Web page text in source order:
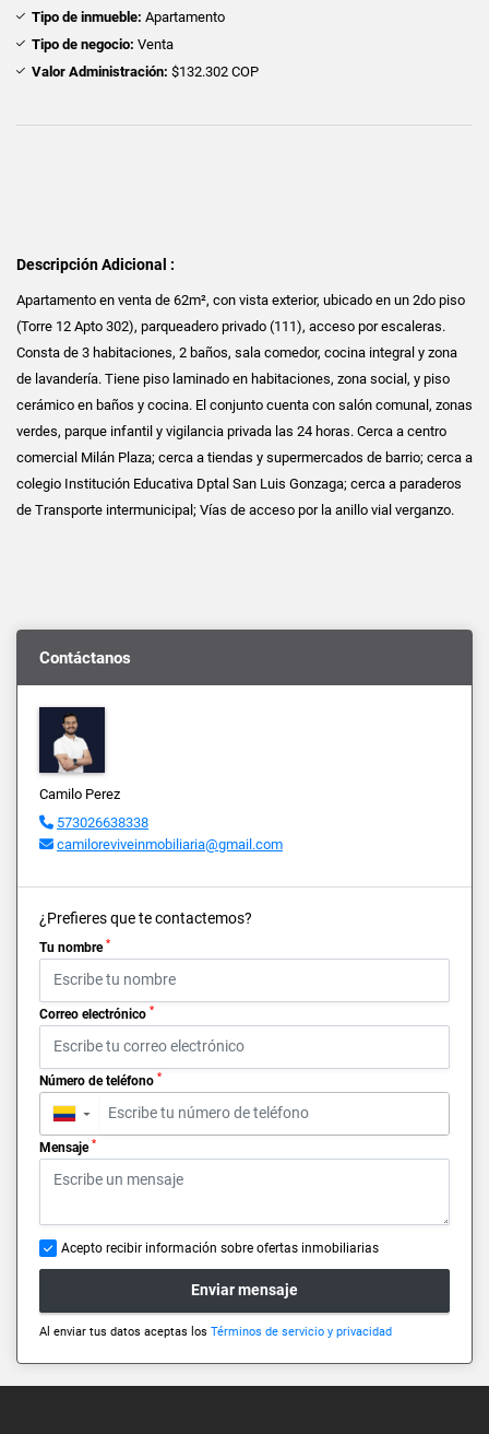
Tipo de inmueble: Apartamento
Tipo de negocio: Venta
Valor Administración: $132.302 COP
Descripción Adicional :
Apartamento en venta de 62m², con vista exterior, ubicado en un 2do piso
(Torre 12 Apto 302), parqueadero privado (111), acceso por escaleras.
Consta de 3 habitaciones, 2 baños, sala comedor, cocina integral y zona
de lavandería. Tiene piso laminado en habitaciones, zona social, y piso
cerámico en baños y cocina. El conjunto cuenta con salón comunal, zonas
verdes, parque infantil y vigilancia privada las 24 horas. Cerca a centro
comercial Milán Plaza; cerca a tiendas y supermercados de barrio; cerca a
colegio Institución Educativa Dptal San Luis Gonzaga; cerca a paraderos
de Transporte intermunicipal; Vías de acceso por la anillo vial verganzo.
Contáctanos
Camilo Perez
573026638338
camiloreviveinmobiliaria@gmail.com
¿Prefieres que te contactemos?
Tu nombre *
Correo electrónico *
Número de teléfono *
▼
Mensaje *
Acepto recibir información sobre ofertas inmobiliarias
Enviar mensaje
Al enviar tus datos aceptas los Términos de servicio y privacidad